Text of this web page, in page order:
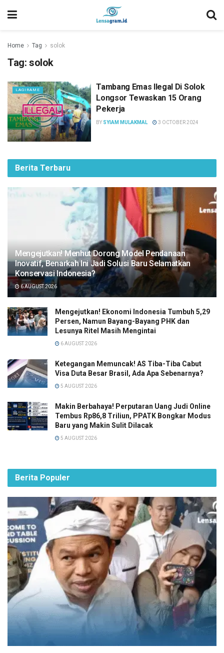
Home Tag solok
Tag: solok
LAGIRAME
Tambang Emas Ilegal Di Solok
Longsor Tewaskan 15 Orang
Pekerja
BY SYIAM MULAKMAL 3 OCTOBER 2024
Berita Terbaru
Mengejutkan! Menhut Dorong Model Pendanaan
Inovatif, Benarkah Ini Jadi Solusi Baru Selamatkan
Konservasi Indonesia?
6 AUGUST 2026
Mengejutkan! Ekonomi Indonesia Tumbuh 5,29
Persen, Namun Bayang-Bayang PHK dan
Lesunya Ritel Masih Mengintai
6 AUGUST 2026
Ketegangan Memuncak! AS Tiba-Tiba Cabut
Visa Duta Besar Brasil, Ada Apa Sebenarnya?
5 AUGUST 2026
Makin Berbahaya! Perputaran Uang Judi Online
Tembus Rp86,8 Triliun, PPATK Bongkar Modus
Baru yang Makin Sulit Dilacak
5 AUGUST 2026
Berita Populer